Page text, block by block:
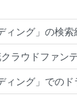
ィング」の検
ラウドファン
ィング」での